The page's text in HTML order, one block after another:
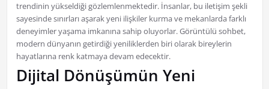
trendinin yükseldiği gözlemlenmektedir. İnsanlar, bu iletişim şekli
sayesinde sınırları aşarak yeni ilişkiler kurma ve mekanlarda farklı
deneyimler yaşama imkanına sahip oluyorlar. Görüntülü sohbet,
modern dünyanın getirdiği yeniliklerden biri olarak bireylerin
hayatlarına renk katmaya devam edecektir.
Dijital Dönüşümün Yeni